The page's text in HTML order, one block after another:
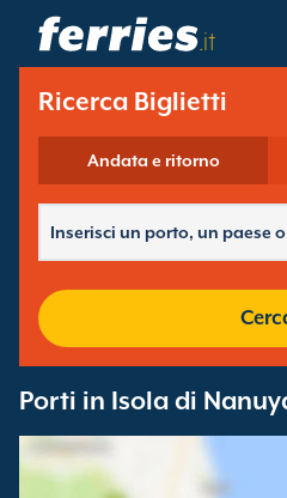
.it
Compagnie Navali
Destinazioni Traghetti
Rotte Traghetti
Gestione Prenotazioni
Ricerca Biglietti
Andata e ritorno
Porti in Isola di